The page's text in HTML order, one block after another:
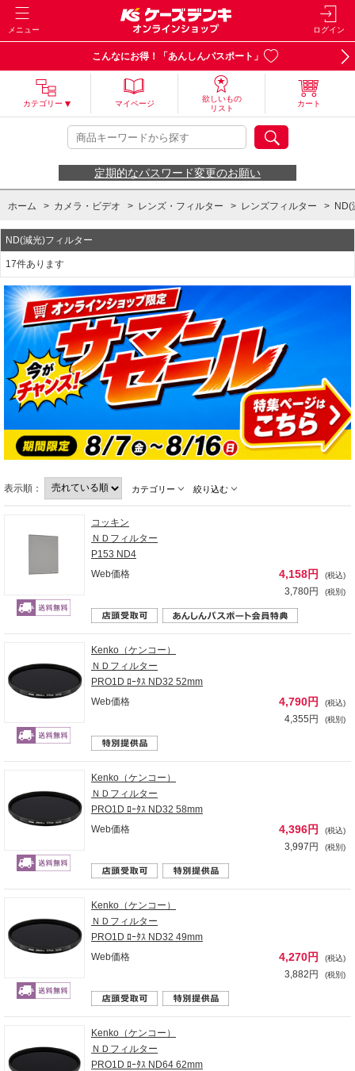
メニュー ログイン
こんなにお得！「あんしんパスポート」
カテゴリー マイページ
欲しいもの
リスト
カート
定期的なパスワード変更のお願い
ホーム > カメラ・ビデオ > レンズ・フィルター > レンズフィルター > ND(
ND(減光)フィルター
17件あります
表示順： カテゴリー 絞り込む
コッキン
ＮＤフィルター
P153 ND4
Web価格
4,158円 (税込)
3,780円 (税別)
Kenko（ケンコー）
ＮＤフィルター
PRO1D ﾛｰﾀｽ ND32 52mm
Web価格
4,790円 (税込)
4,355円 (税別)
Kenko（ケンコー）
ＮＤフィルター
PRO1D ﾛｰﾀｽ ND32 58mm
Web価格
4,396円 (税込)
3,997円 (税別)
Kenko（ケンコー）
ＮＤフィルター
PRO1D ﾛｰﾀｽ ND32 49mm
Web価格
4,270円 (税込)
3,882円 (税別)
Kenko（ケンコー）
ＮＤフィルター
PRO1D ﾛｰﾀｽ ND64 62mm